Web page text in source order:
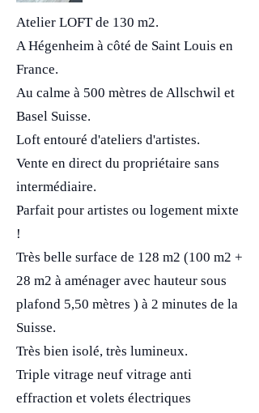
Atelier LOFT de 130 m2.
A Hégenheim à côté de Saint Louis en
France.
Au calme à 500 mètres de Allschwil et
Basel Suisse.
Loft entouré d'ateliers d'artistes.
Vente en direct du propriétaire sans
intermédiaire.
Parfait pour artistes ou logement mixte
!
Très belle surface de 128 m2 (100 m2 +
28 m2 à aménager avec hauteur sous
plafond 5,50 mètres ) à 2 minutes de la
Suisse.
Très bien isolé, très lumineux.
Triple vitrage neuf vitrage anti
effraction et volets électriques